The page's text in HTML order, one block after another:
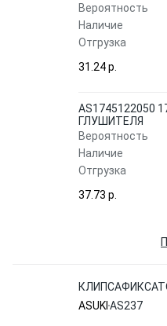
Вероятность
Наличие
Отгрузка
31.24 p.
AS1745122050
ГЛУШИТЕЛЯ
Вероятность
Наличие
Отгрузка
37.73 p.
ASUKI AS237